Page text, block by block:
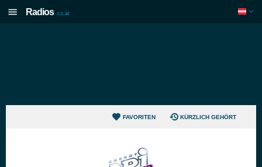
Radios .co.at
FAVORITEN KÜRZLICH GEHÖRT